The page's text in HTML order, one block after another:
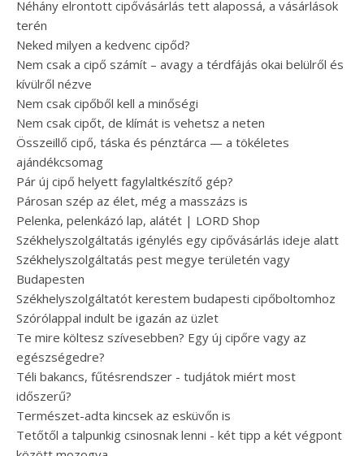
Néhány elrontott cipővásárlás tett alapossá, a vásárlások
terén
Neked milyen a kedvenc cipőd?
Nem csak a cipő számít – avagy a térdfájás okai belülről és
kívülről nézve
Nem csak cipőből kell a minőségi
Nem csak cipőt, de klímát is vehetsz a neten
Összeillő cipő, táska és pénztárca — a tökéletes
ajándékcsomag
Pár új cipő helyett fagylaltkészítő gép?
Párosan szép az élet, még a masszázs is
Pelenka, pelenkázó lap, alátét | LORD Shop
Székhelyszolgáltatás igénylés egy cipővásárlás ideje alatt
Székhelyszolgáltatás pest megye területén vagy
Budapesten
Székhelyszolgáltatót kerestem budapesti cipőboltomhoz
Szórólappal indult be igazán az üzlet
Te mire költesz szívesebben? Egy új cipőre vagy az
egészségedre?
Téli bakancs, fűtésrendszer - tudjátok miért most
időszerű?
Természet-adta kincsek az esküvőn is
Tetőtől a talpunkig csinosnak lenni - két tipp a két végpont